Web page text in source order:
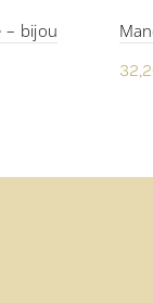
– bijou